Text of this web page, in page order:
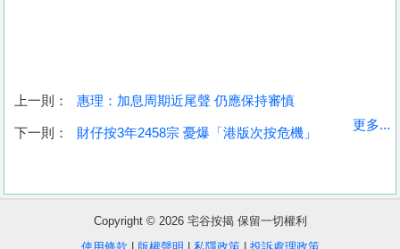
收
盤
上一則： 惠理：加息周期近尾聲 仍應保持審慎
下一則： 財仔按3年2458宗 憂爆「港版次按危機」
更多...
Copyright © 2026 宅谷按揭 保留一切權利